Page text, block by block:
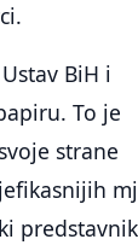
BiH i
To je
strane